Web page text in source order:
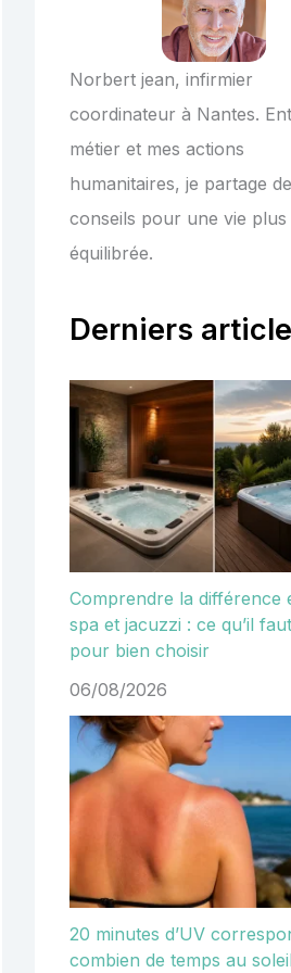
Norbert jean, infirmier
coordinateur à Nantes.
métier et mes actions
humanitaires, je partage
conseils pour une vie plus
équilibrée.
Derniers
Comprendre la différence
spa et jacuzzi : ce qu’il
pour bien choisir
06/08/2026
20 minutes d’UV
combien de temps au